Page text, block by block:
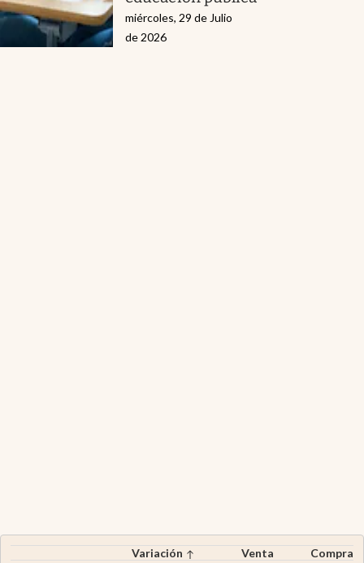
miércoles, 29 de Julio
de 2026
Variación Venta
Compra